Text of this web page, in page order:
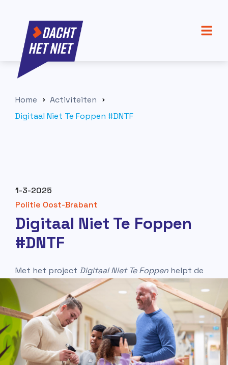
Home
Activiteiten
Digitaal Niet Te Foppen #DNTF
1-3-2025
Politie Oost-Brabant
Digitaal Niet Te Foppen
#DNTF
Met het project Digitaal Niet Te Foppen helpt de
politie scholen om leerlingen weerbaarder te
maken tegen online gevaren.